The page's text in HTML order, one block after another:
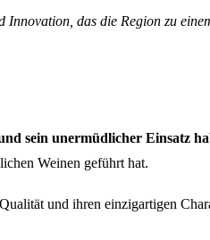
das die Region zu
sein unermüdlicher Einsatz
Weinen geführt hat.
und ihren einzigartigen